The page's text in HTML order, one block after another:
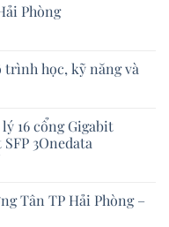
Phòng
học, kỹ năng và
16 cổng Gigabit
3Onedata
Tân TP Hải Phòng –